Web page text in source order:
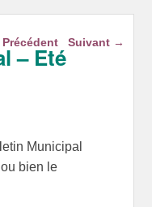
Navigation dans les
Précédent Suivant →
– Eté
Municipal
bien le